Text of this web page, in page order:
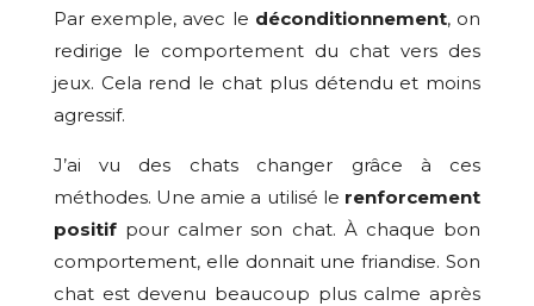
Par exemple, avec le déconditionnement, on
redirige le comportement du chat vers des
jeux. Cela rend le chat plus détendu et moins
agressif.
J’ai vu des chats changer grâce à ces
méthodes. Une amie a utilisé le renforcement
positifpour calmer son chat. À chaque bon
comportement, elle donnait une friandise. Son
chat est devenu beaucoup plus calme après